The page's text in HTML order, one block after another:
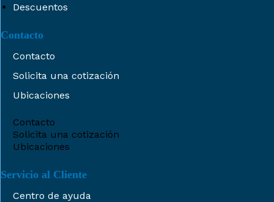
Descuentos
Contacto
Contacto
Solicita una cotización
Ubicaciones
Contacto
Solicita una cotización
Ubicaciones
Servicio al Cliente
Centro de ayuda